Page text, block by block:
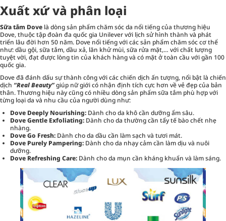
Xuất xứ và phân loại
Sữa tắm Dove là dòng sản phẩmchăm sóc da nổi tiếng của thương hiệu
Dove, thuộc tập đoàn đa quốc gia Unilever với lịch sử hình thành và phát
triển lâu đời hơn 50 năm. Dove nổi tiếng với các sản phẩm chăm sóc cơ thể
như: dầu gội, sữa tắm, dầu xả, lăn khử mùi, sữa rửa mặt,… với chất lượng
tuyệt vời, đạt được lòng tin của khách hàng và có mặt ở toàn cầu với gần 100
quốc gia.
Dove đã đánh dấu sự thành công với các chiến dịch ấn tượng, nổi bật là chiến
dịch “Real Beauty”giúp nữ giới có nhận định tích cực hơn về vẻ đẹp của bản
thân. Thương hiệu này cũng có nhiều dòng sản phẩm sữa tắm phù hợp với
từng loại da và nhu cầu của người dùng như:
Dove Deeply Nourishing: Dành cho da khô cần dưỡng ẩm sâu.
Dove Gentle Exfoliating: Dành cho da thường cần tẩy tế bào chết nhẹ
nhàng.
Dove Go Fresh: Dành cho da dầu cần làm sạch và tươi mát.
Dove Purely Pampering: Dành cho da nhạy cảm cần làm dịu và nuôi
dưỡng.
Dove Refreshing Care: Dành cho da mụn cần kháng khuẩn và làm sáng.